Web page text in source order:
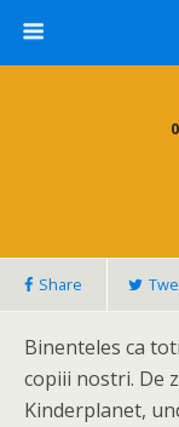
Share
Binenteles ca
copiii nostri. De
Kinderplanet,